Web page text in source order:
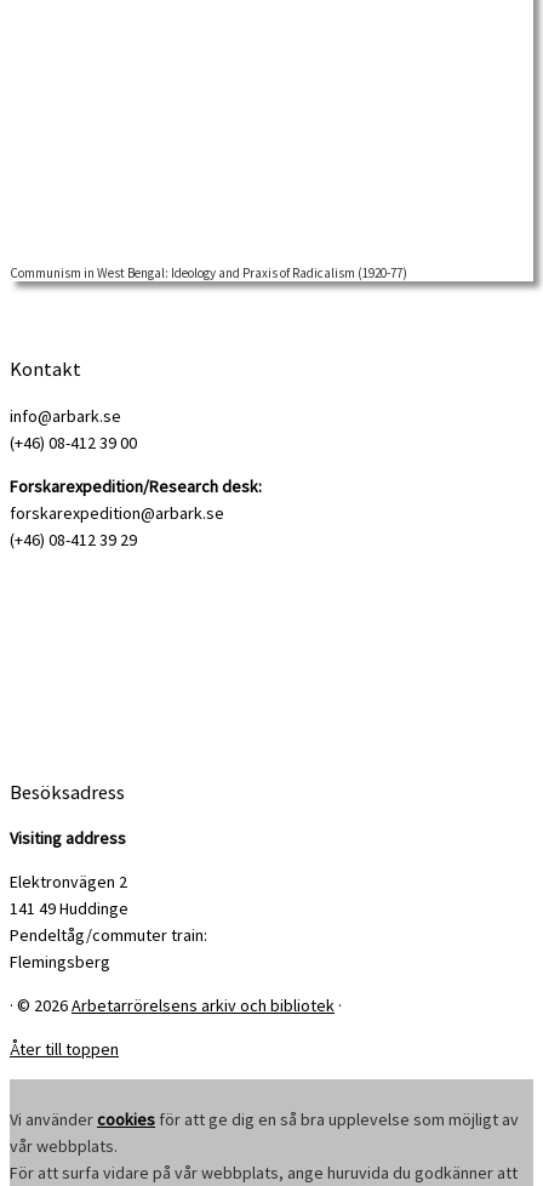
Communism in West Bengal: Ideology and Praxis of Radicalism (1920-77)
Kontakt
info@arbark.se
(+46) 08-412 39 00
Forskarexpedition/Research desk:
forskarexpedition@arbark.se
(+46) 08-412 39 29
Besöksadress
Visiting address
Elektronvägen 2
141 49 Huddinge
Pendeltåg/commuter train:
Flemingsberg
· © 2026Arbetarrörelsens arkiv och bibliotek ·
Åter till toppen
Vi användercookies för att ge dig en så bra upplevelse som möjligt av
vår webbplats.
För att surfa vidare på vår webbplats, ange huruvida du godkänner att